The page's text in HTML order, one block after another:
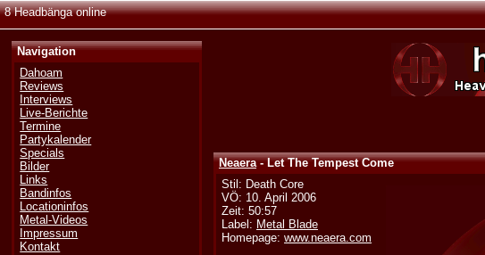
8 Headbänga online
Navigation
Dahoam
Reviews
Interviews
Live-Berichte
Termine
Partykalender
Specials
Bilder
Links
Bandinfos
Locationinfos
Metal-Videos
Impressum
Kontakt
Neaera- Let The Tempest Come
Stil: Death Core
VÖ: 10. April 2006
Zeit: 50:57
Label: Metal Blade
Homepage:www.neaera.com